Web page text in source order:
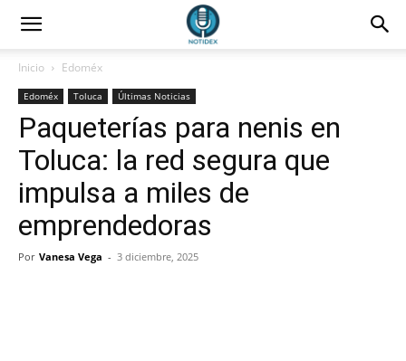
Inicio Edoméx
Edoméx Toluca Últimas Noticias
Paqueterías para nenis en
Toluca: la red segura que
impulsa a miles de
emprendedoras
Por Vanesa Vega - 3 diciembre, 2025